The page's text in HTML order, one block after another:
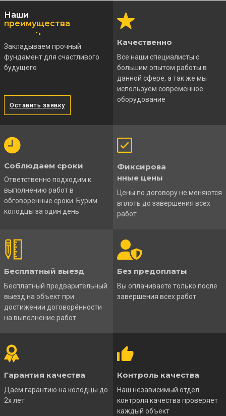
Наши
преимущества
Закладываем прочный
фундамент для счастливого
будущего
Оставить заявку
Качественно
Все наши специалисты с
большим опытом работы в
данной сфере, а так же мы
используем современное
оборудование
Соблюдаем сроки
Ответственно подходим к
выполнению работ в
обговоренные сроки. Бурим
колодцы за один день
Фиксирова
нные цены
Цены по договору не меняются
вплоть до завершения всех
работ
Бесплатный выезд
Бесплатный предварительный
выезд на объект при
достижении договорённости
на выполнение работ
Без предоплаты
Вы оплачиваете только после
завершения всех работ
Гарантия качества
Даем гарантию на колодцы до
2х лет
Контроль качества
Наш независимый отдел
контроля качества проверяет
каждый объект